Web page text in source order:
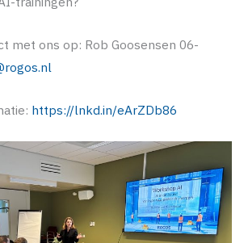
met ons op: Rob Goosensen 06-
https://lnkd.in/eArZDb86